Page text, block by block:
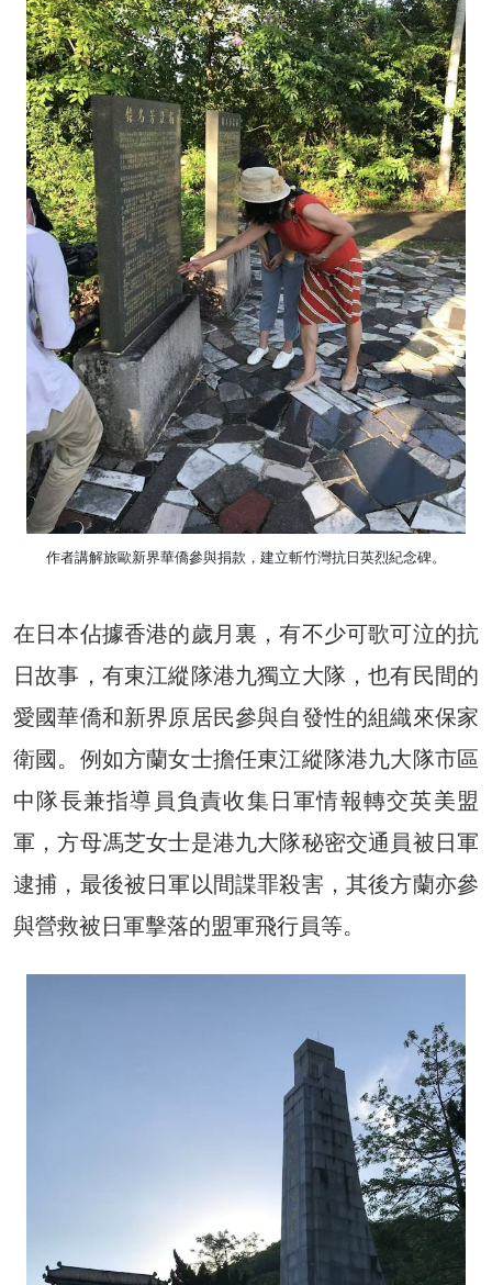
作者講解旅歐新界華僑參與捐款，建立斬竹灣抗日英烈紀念碑。
在日本佔據香港的歲月裏，有不少可歌可泣的抗
日故事，有東江縱隊港九獨立大隊，也有民間的
愛國華僑和新界原居民參與自發性的組織來保家
衛國。例如方蘭女士擔任東江縱隊港九大隊市區
中隊長兼指導員負責收集日軍情報轉交英美盟
軍，方母馮芝女士是港九大隊秘密交通員被日軍
逮捕，最後被日軍以間諜罪殺害，其後方蘭亦參
與營救被日軍擊落的盟軍飛行員等。